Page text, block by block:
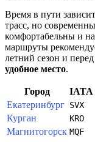
Время в пути
трасс, но
комфортабельны и
маршруты
летний сезон и
удобное место.
Город IATA
Екатеринбург SVX
Курган
KRO
Магнитогорск MQF